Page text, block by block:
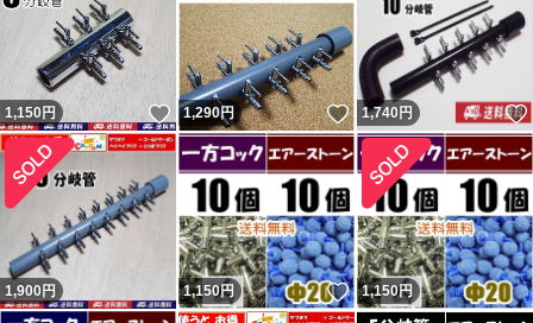
1,150円 いいね！
1,290円 いいね！
1,740円
1,900円 1,150円 いいね！
1,150円